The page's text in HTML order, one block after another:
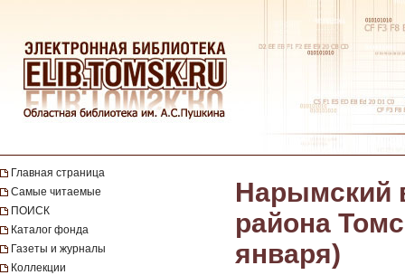
Главная страница
Самые читаемые
ПОИСК
Каталог фонда
Газеты и журналы
Коллекции
Нарымский
района
января)